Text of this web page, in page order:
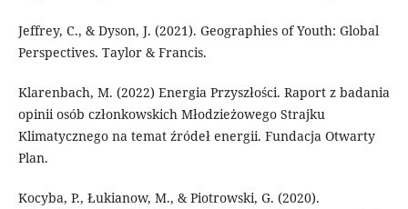
Jeffrey, C., & Dyson, J. (2021). Geographies of Youth: Global
Perspectives. Taylor & Francis.
Klarenbach, M. (2022) Energia Przyszłości. Raport z badania
opinii osób członkowskich Młodzieżowego Strajku
Klimatycznego na temat źródeł energii. Fundacja Otwarty
Plan.
Kocyba, P., Łukianow, M., & Piotrowski, G. (2020).